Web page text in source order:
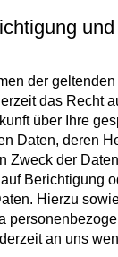
und
der
das Recht
über Ihre
Daten, deren
Zweck der
Berichtigung
Hierzu
an uns